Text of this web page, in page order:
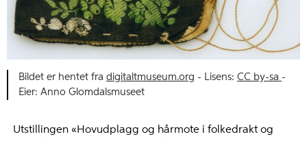
Bildet er hentet fra digitaltmuseum.org - Lisens: CC by-sa -
Eier: Anno Glomdalsmuseet
Utstillingen «Hovudplagg og hårmote i folkedrakt og